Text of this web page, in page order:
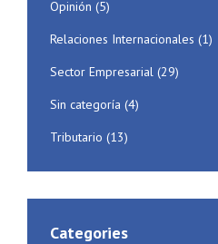
Opinión (5)
Relaciones Internacionales (1)
Sector Empresarial (29)
Sin categoría (4)
Tributario (13)
Categories